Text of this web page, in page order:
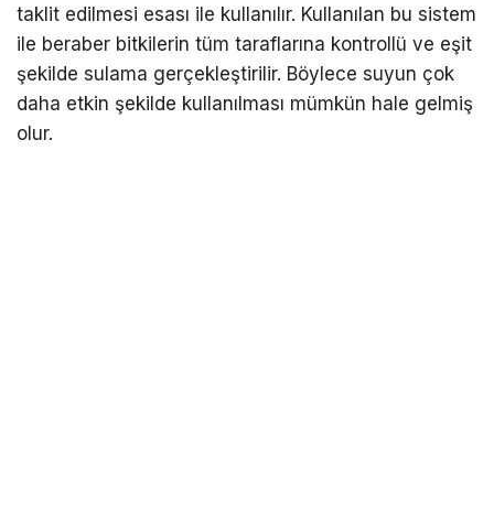
taklit edilmesi esası ile kullanılır. Kullanılan bu sistem
ile beraber bitkilerin tüm taraflarına kontrollü ve eşit
şekilde sulama gerçekleştirilir. Böylece suyun çok
daha etkin şekilde kullanılması mümkün hale gelmiş
olur.